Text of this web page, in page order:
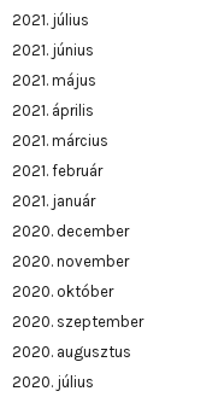
2021. július
2021. június
2021. május
2021. április
2021. március
2021. február
2021. január
2020. december
2020. november
2020. október
2020. szeptember
2020. augusztus
2020. július